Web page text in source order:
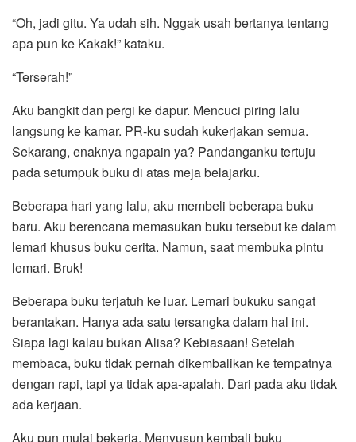
“Oh, jadi gitu. Ya udah sih. Nggak usah bertanya tentang
apa pun ke Kakak!” kataku.
“Terserah!”
Aku bangkit dan pergi ke dapur. Mencuci piring lalu
langsung ke kamar. PR-ku sudah kukerjakan semua.
Sekarang, enaknya ngapain ya? Pandanganku tertuju
pada setumpuk buku di atas meja belajarku.
Beberapa hari yang lalu, aku membeli beberapa buku
baru. Aku berencana memasukan buku tersebut ke dalam
lemari khusus buku cerita. Namun, saat membuka pintu
lemari. Bruk!
Beberapa buku terjatuh ke luar. Lemari bukuku sangat
berantakan. Hanya ada satu tersangka dalam hal ini.
Siapa lagi kalau bukan Alisa? Kebiasaan! Setelah
membaca, buku tidak pernah dikembalikan ke tempatnya
dengan rapi, tapi ya tidak apa-apalah. Dari pada aku tidak
ada kerjaan.
Aku pun mulai bekerja. Menyusun kembali buku